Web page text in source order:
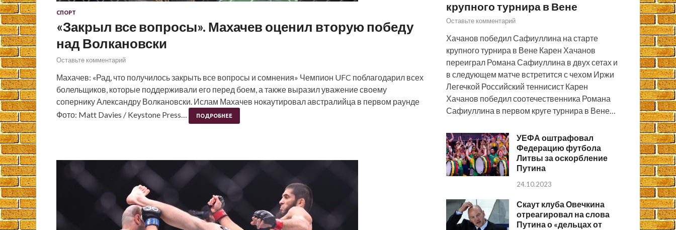
СПОРТ
«Закрыл все вопросы». Махачев оценил вторую победу
над Волкановски
Оставьте комментарий
Махачев: «Рад, что получилось закрыть все вопросы и сомнения» Чемпион UFC поблагодарил всех
болельщиков, которые поддерживали его перед боем, а также выразил уважение своему
сопернику Александру Волкановски. Ислам Махачев нокаутировал австралийца в первом раунде
Фото: Matt Davies / Keystone Press…
ПОДРОБНЕЕ
крупного турнира в Вене
Оставьте комментарий
Хачанов победил Сафиуллина на старте
крупного турнира в Вене Карен Хачанов
переиграл Романа Сафиуллина в двух сетах и
в следующем матче встретится с чехом Иржи
Легечкой Российский теннисист Карен
Хачанов победил соотечественника Романа
Сафиуллина в первом круге турнира в Вене…
УЕФА оштрафовал
Федерацию футбола
Литвы за оскорбление
Путина
24.10.2023
Скаут клуба Овечкина
отреагировал на слова
Путина о «дельцах от